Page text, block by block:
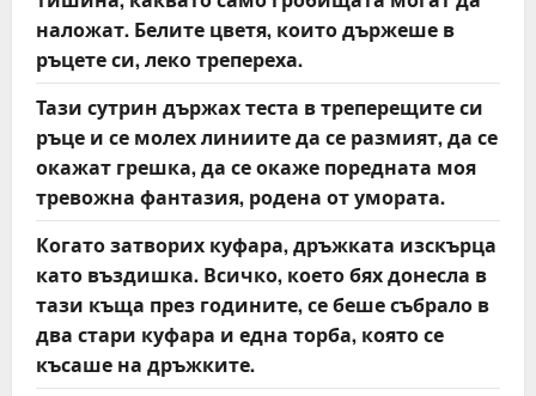
наложат. Белите цветя, които държеше в
ръцете си, леко трепереха.
Тази сутрин държах теста в треперещите си
ръце и се молех линиите да се размият, да се
окажат грешка, да се окаже поредната моя
тревожна фантазия, родена от умората.
Когато затворих куфара, дръжката изскърца
като въздишка. Всичко, което бях донесла в
тази къща през годините, се беше събрало в
два стари куфара и една торба, която се
късаше на дръжките.